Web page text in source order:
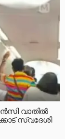
വാതിൽ
സ്വദേശി